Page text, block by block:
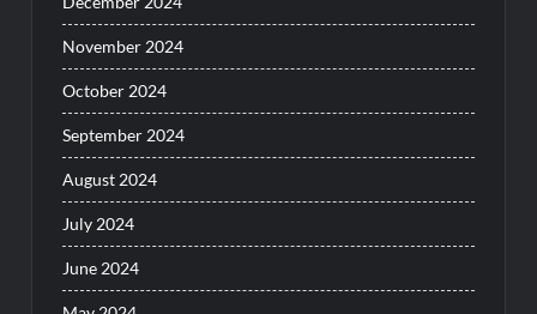
November 2024
October 2024
September 2024
August 2024
July 2024
June 2024